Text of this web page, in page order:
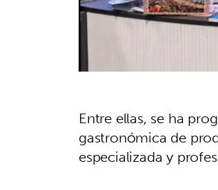
Entre ellas, se ha
gastronómica de
especializada y